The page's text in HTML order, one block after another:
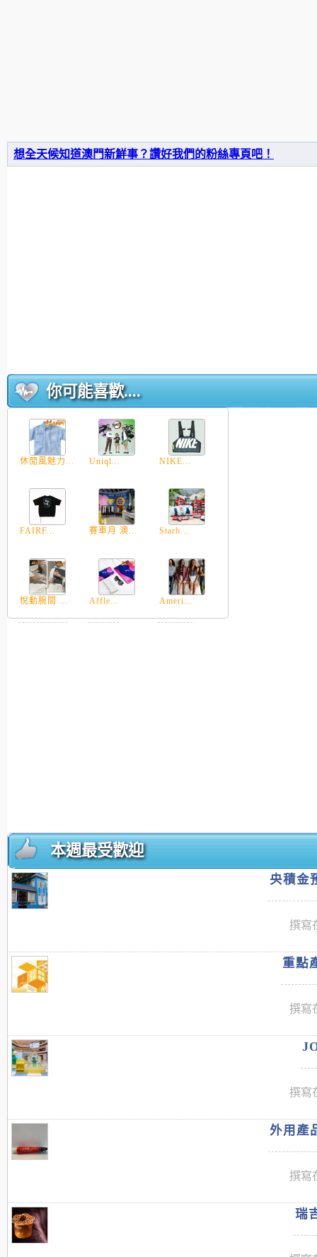
想全天候知道澳門新鮮事？讚好我們的粉絲專頁吧！
你可能喜歡....
休閒風魅力... Uniql... NIKE...
FAIRF... 賽車月 澳... Starb...
悅動腕間 ... Affle... Ameri...
本週最受歡迎
央積金
撰寫
重點
撰寫
撰寫
外用產
撰寫
瑞